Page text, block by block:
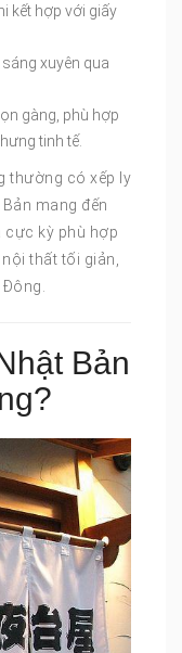
kết hợp với giấy
xuyên qua
gàng, phù hợp
tinh tế.
thường có xếp ly
mang đến
cực kỳ phù hợp
thất tối giản,
Bản